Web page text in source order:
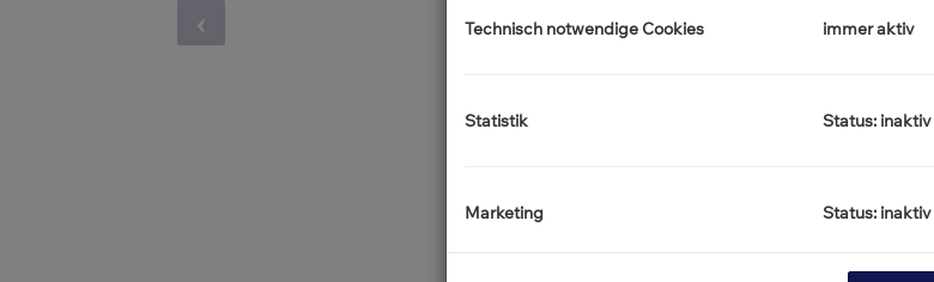
Wohnanlage
Technisch notwendige Cookies immer aktiv
Statistik Status: inaktiv
Marketing Status: inaktiv